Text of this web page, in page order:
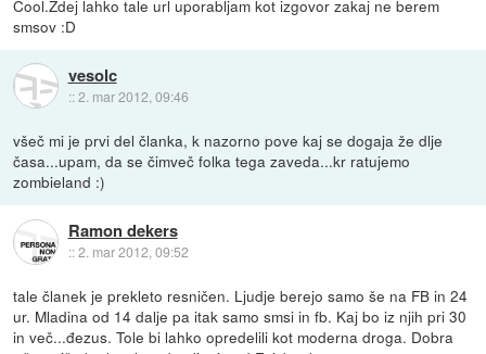
Cool.Zdej lahko tale url uporabljam kot izgovor zakaj ne berem
smsov :D
vesolc
::2. mar 2012, 09:46
všeč mi je prvi del članka, k nazorno pove kaj se dogaja že dlje
časa...upam, da se čimveč folka tega zaveda...kr ratujemo
zombieland :)
Ramon dekers
::2. mar 2012, 09:52
tale članek je prekleto resničen. Ljudje berejo samo še na FB in 24
ur. Mladina od 14 dalje pa itak samo smsi in fb. Kaj bo iz njih pri 30
in več...đezus. Tole bi lahko opredelili kot moderna droga. Dobra